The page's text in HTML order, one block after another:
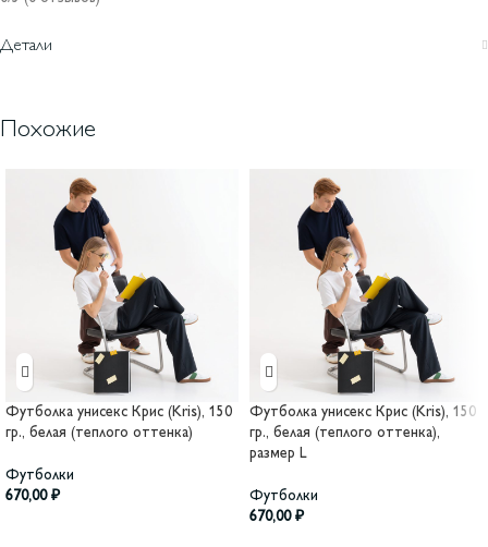
Детали
Похожие
Футболка унисекс Крис (Kris), 150
гр., белая (теплого оттенка)
Футболки
670,00 ₽
Футболка унисекс Крис (Kris), 150
гр., белая (теплого оттенка),
размер L
Футболки
670,00 ₽